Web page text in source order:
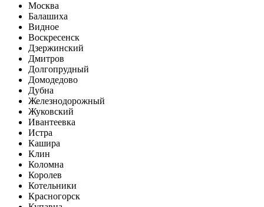
Москва
Балашиха
Видное
Воскресенск
Дзержинский
Дмитров
Долгопрудный
Домодедово
Дубна
Железнодорожный
Жуковский
Ивантеевка
Истра
Кашира
Клин
Коломна
Королев
Котельники
Красногорск